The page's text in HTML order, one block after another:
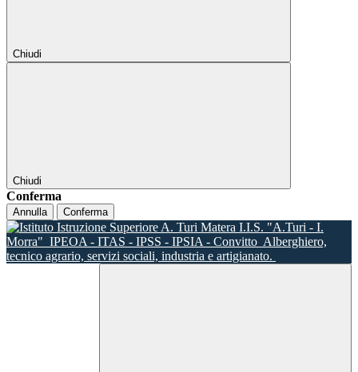
Chiudi
Chiudi
Conferma
Annulla Conferma
I.I.S. "A.Turi - I.
Morra" IPEOA - ITAS - IPSS - IPSIA - Convitto Alberghiero,
tecnico agrario, servizi sociali, industria e artigianato.